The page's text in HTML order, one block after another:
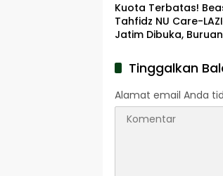
Kuota Terbatas!
Tahfidz NU Care-
Jatim Dibuka,
Tinggalkan
Alamat email Anda